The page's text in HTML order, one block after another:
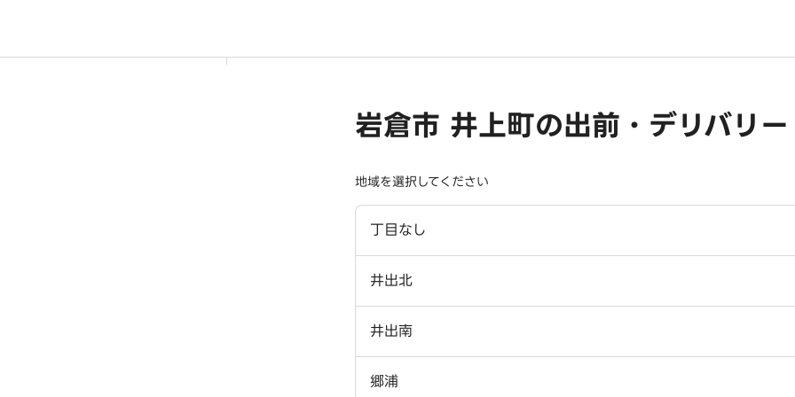
岩倉市 井上町の出前・デリバリ
地域を選択してください
丁目なし
井出北
井出南
郷浦